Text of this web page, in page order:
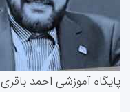
پایگاه آموزشی احمد باقری